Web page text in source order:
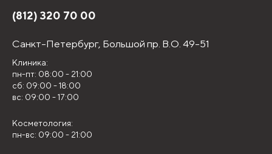
(812) 320 70 00
Санкт-Петербург, Большой пр. В.О. 49-51
Клиника:
пн-пт: 08:00 - 21:00
сб: 09:00 - 18:00
вс: 09:00 - 17:00
Косметология:
пн-вс: 09:00 - 21:00